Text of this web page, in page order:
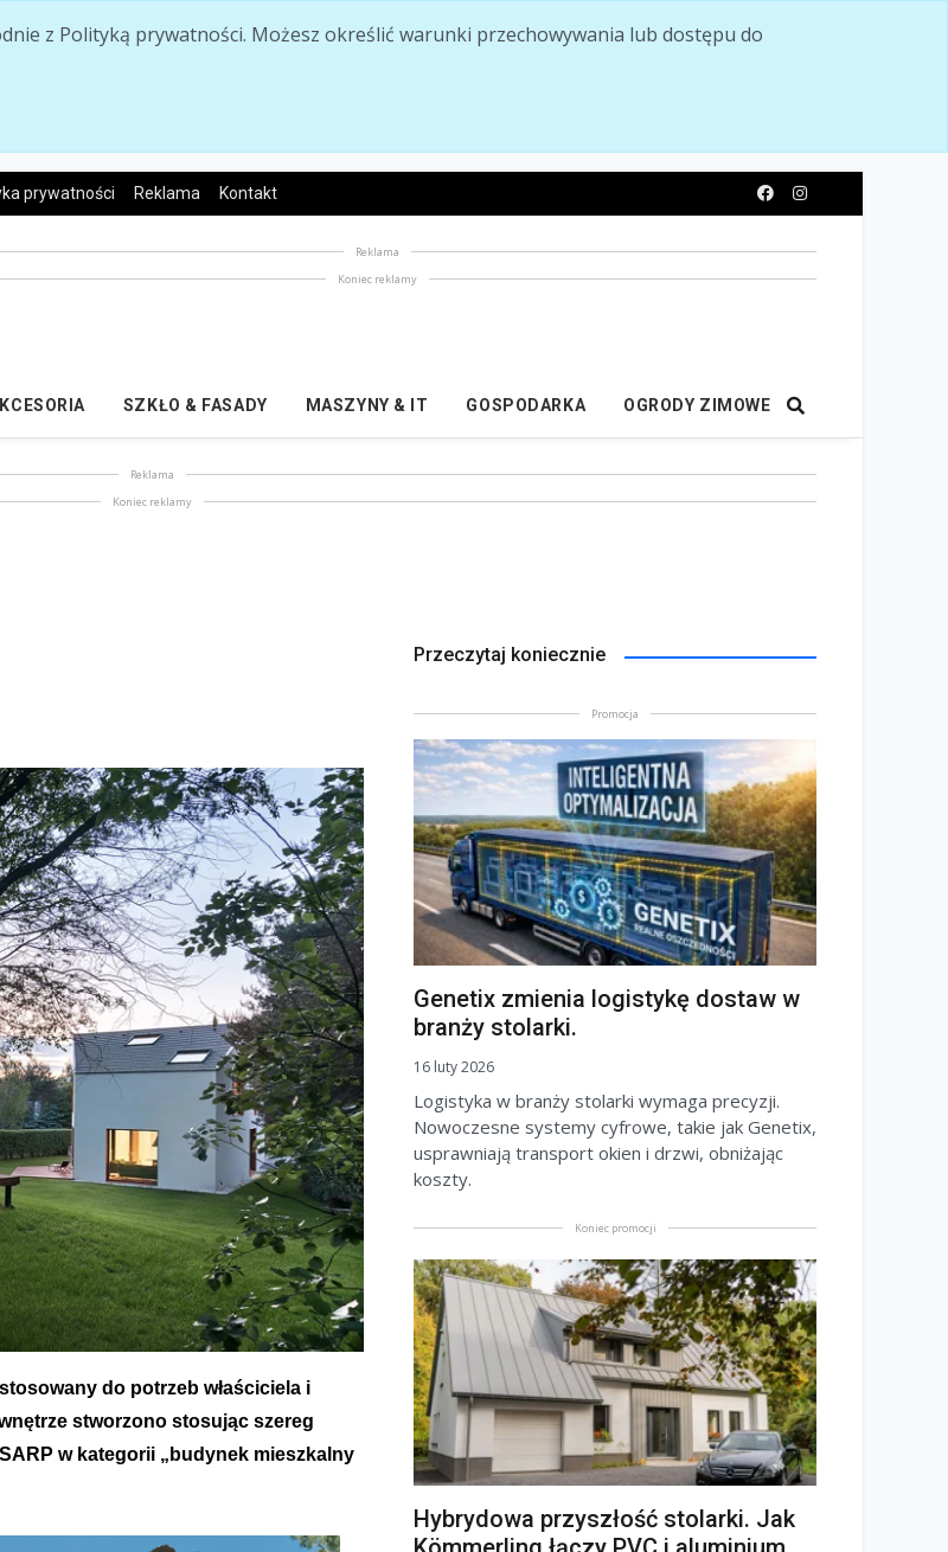
z Polityką prywatności. Możesz określić warunki przechowywania lub dostępu do
prywatności Reklama Kontakt
Reklama
Koniec reklamy
SZKŁO & FASADY MASZYNY & IT GOSPODARKA OGRODY ZIMOWE
Reklama
Koniec reklamy
do potrzeb właściciela i
stworzono stosując szereg
w kategorii „budynek mieszkalny
Przeczytaj koniecznie
Promocja
Genetix zmienia logistykę dostaw w
branży stolarki.
16 luty 2026
Logistyka w branży stolarki wymaga precyzji.
Nowoczesne systemy cyfrowe, takie jak Genetix,
usprawniają transport okien i drzwi, obniżając
koszty.
Koniec promocji
Hybrydowa przyszłość stolarki. Jak